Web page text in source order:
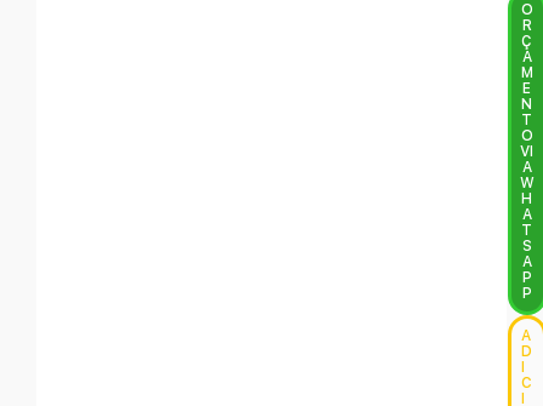
O
R
Ç
A
M
E
N
T
O
VI
A
W
H
A
T
S
A
P
P
A
D
C